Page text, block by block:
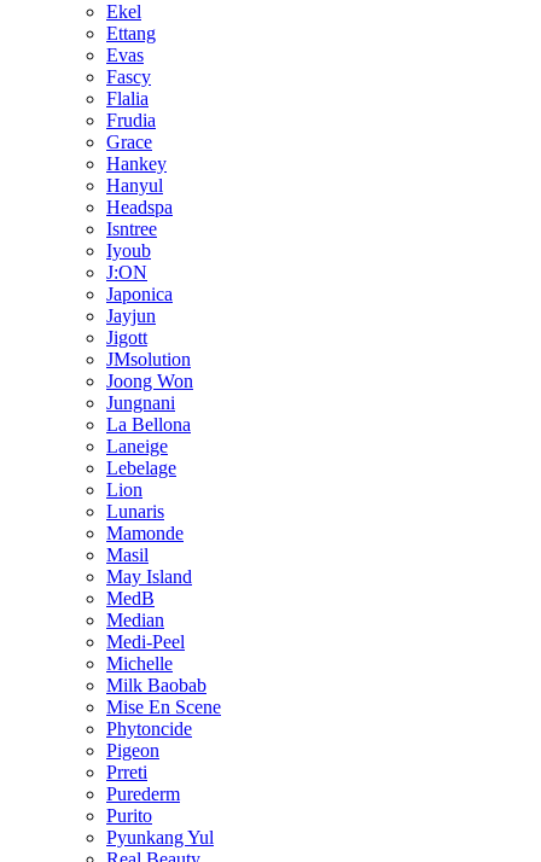
Ekel
Ettang
Evas
Fascy
Flalia
Frudia
Grace
Hankey
Hanyul
Headspa
Isntree
Iyoub
J:ON
Japonica
Jayjun
Jigott
JMsolution
Joong Won
Jungnani
La Bellona
Laneige
Lebelage
Lion
Lunaris
Mamonde
Masil
May Island
MedB
Median
Medi-Peel
Michelle
Milk Baobab
Mise En Scene
Phytoncide
Pigeon
Prreti
Purederm
Purito
Pyunkang Yul